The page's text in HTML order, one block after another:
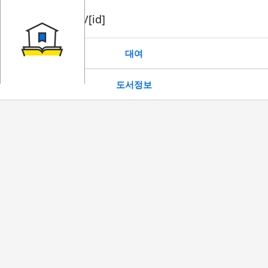
book/rent/[id]
대여
도서정보